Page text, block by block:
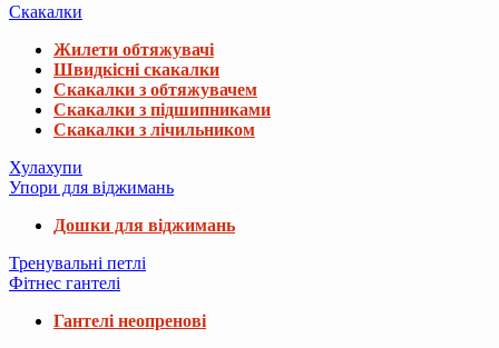
Скакалки
Жилети обтяжувачі
Швидкісні скакалки
Скакалки з обтяжувачем
Скакалки з підшипниками
Скакалки з лічильником
Хулахупи
Упори для віджимань
Дошки для віджимань
Тренувальні петлі
Фітнес гантелі
Гантелі неопренові